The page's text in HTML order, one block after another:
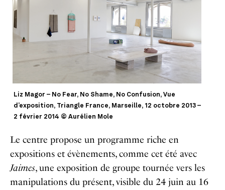
Liz Magor – No Fear, No Shame, No Confusion, Vue
d’exposition, Triangle France, Marseille, 12 octobre 2013 –
2 février 2014 © Aurélien Mole
Le centre propose un programme riche en
expositions et évènements, comme cet été avec
Jaimes, une exposition de groupe tournée vers les
manipulations du présent, visible du 24 juin au 16